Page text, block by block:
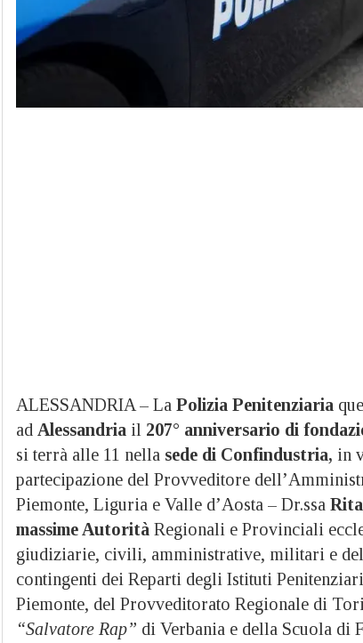
ALESSANDRIA – La Polizia Penitenziaria
ad Alessandria il 207° anniversario di
si terrà alle 11 nella sede di Confindustria, in
partecipazione del Provveditore
Piemonte, Liguria e Valle d’Aosta – Dr.ssa
massime Autorità Regionali e Provinciali
giudiziarie, civili, amministrative, militari e
contingenti dei Reparti degli Istituti
Piemonte, del Provveditorato Regionale di
“Salvatore Rap” di Verbania e della Scuola di